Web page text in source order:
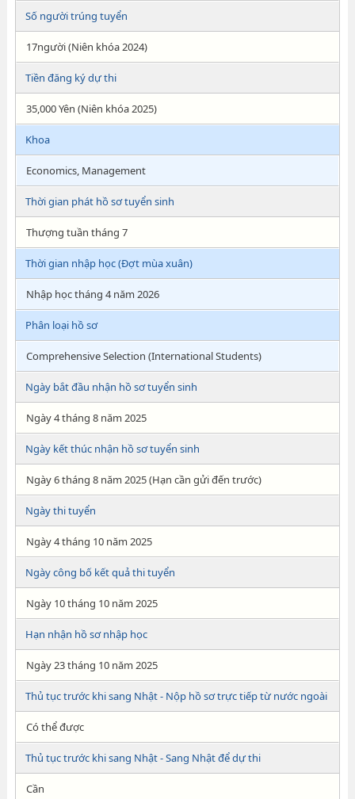
Số người trúng tuyển
17người (Niên khóa 2024)
Tiền đăng ký dự thi
35,000 Yên (Niên khóa 2025)
Khoa
Economics, Management
Thời gian phát hồ sơ tuyển sinh
Thượng tuần tháng 7
Thời gian nhập học (Đợt mùa xuân)
Nhập học tháng 4 năm 2026
Phân loại hồ sơ
Comprehensive Selection (International Students)
Ngày bắt đầu nhận hồ sơ tuyển sinh
Ngày 4 tháng 8 năm 2025
Ngày kết thúc nhận hồ sơ tuyển sinh
Ngày 6 tháng 8 năm 2025 (Hạn cần gửi đến trước)
Ngày thi tuyển
Ngày 4 tháng 10 năm 2025
Ngày công bố kết quả thi tuyển
Ngày 10 tháng 10 năm 2025
Hạn nhận hồ sơ nhập học
Ngày 23 tháng 10 năm 2025
Thủ tục trước khi sang Nhật - Nộp hồ sơ trực tiếp từ nước ngoài
Có thể được
Thủ tục trước khi sang Nhật - Sang Nhật để dự thi
Cần